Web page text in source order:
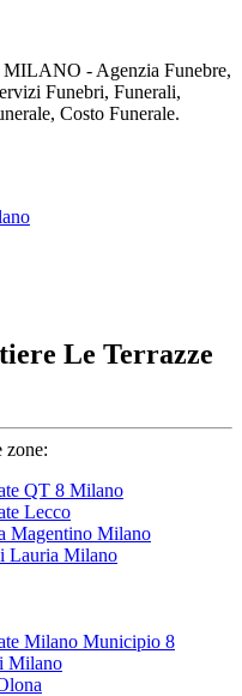
- Agenzia Funebre,
Funebri, Funerali,
Costo Funerale.
Le Terrazze
zone:
QT 8 Milano
Lecco
Magentino Milano
Lauria Milano
Milano Municipio 8
Milano